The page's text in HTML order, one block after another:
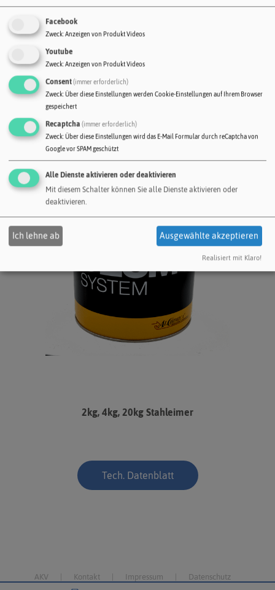
Glättmittels
Ebenfalls als Kopf-Versiegelung verwendbar
frei von Aufschäumungsreaktionen
2kg, 4kg, 20kg Stahleimer
Tech. Datenblatt
AKV Kontakt Impressum Datenschutz
Facebook
Zweck:Anzeigen von Produkt Videos
Youtube
Zweck:Anzeigen von Produkt Videos
Consent(immer erforderlich)
Zweck:Über diese Einstellungen werden Cookie-Einstellungen auf Ihrem Browser
gespeichert
Recaptcha (immer erforderlich)
Zweck:Über diese Einstellungen wird das E-Mail Formular durch reCaptcha von
Google vor SPAM geschützt
Alle Dienste aktivieren oder deaktivieren
Mit diesem Schalter können Sie alle Dienste aktivieren oder
deaktivieren.
Ich lehne ab Ausgewählte akzeptieren
Realisiert mit Klaro!